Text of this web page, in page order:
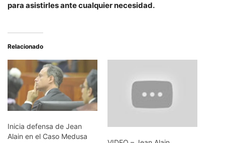
para asistirles ante cualquier necesidad.
Relacionado
Inicia defensa de Jean
Alain en el Caso Medusa